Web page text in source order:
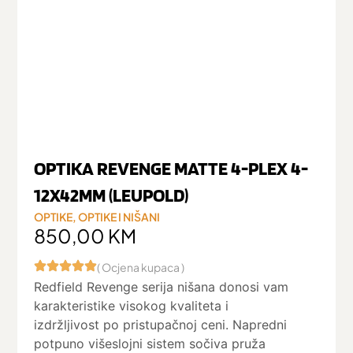
OPTIKA REVENGE MATTE 4-PLEX 4-
12X42MM (LEUPOLD)
OPTIKE,OPTIKE I NIŠANI
850,00 KM
( Ocjena kupaca )
Redfield Revenge serija nišana donosi vam
karakteristike visokog kvaliteta i
izdržljivost po pristupačnoj ceni. Napredni
potpuno višeslojni sistem sočiva pruža